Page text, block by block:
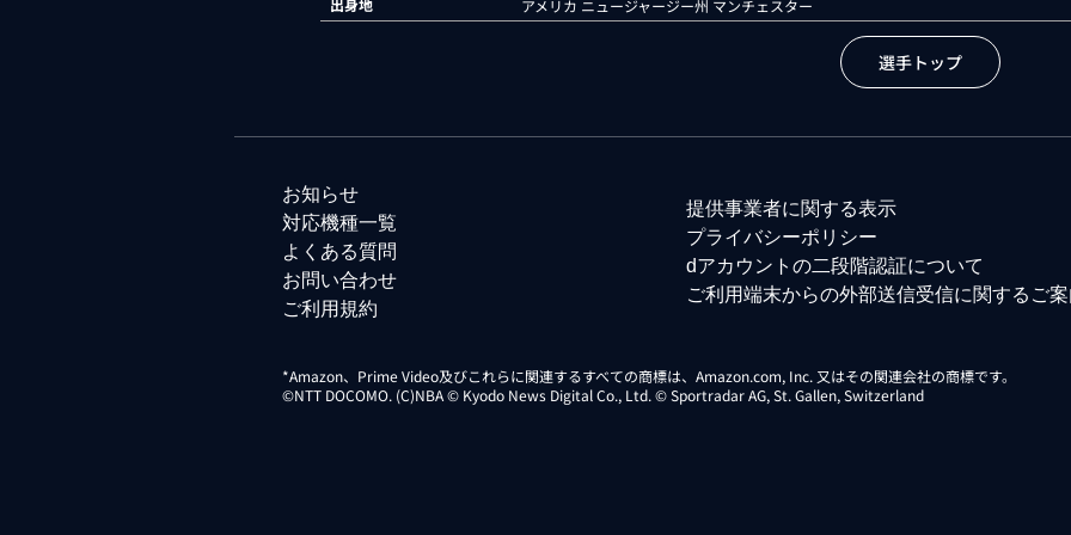
出身地 アメリカ ニュージャージー州 マンチェスター
選手トップ
お知らせ
対応機種一覧
よくある質問
お問い合わせ
ご利用規約
提供事業者に関する表示
プライバシーポリシー
dアカウントの二段階認証について
ご利用端末からの外部送信受信に関するご
*Amazon、Prime Video及びこれらに関連するすべての商標は、Amazon.com, Inc. 又はその関連会社の商標です。
©NTT DOCOMO. (C)NBA © Kyodo News Digital Co., Ltd. © Sportradar AG, St. Gallen, Switzerland